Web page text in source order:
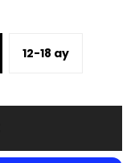
12-18 ay